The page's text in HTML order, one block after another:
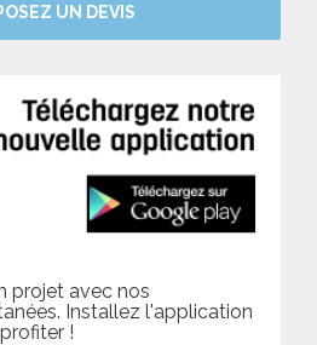
UN DEVIS
projet avec nos
Installez l'application
!